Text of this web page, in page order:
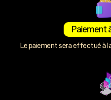
Paiement
Le paiement sera effectué à